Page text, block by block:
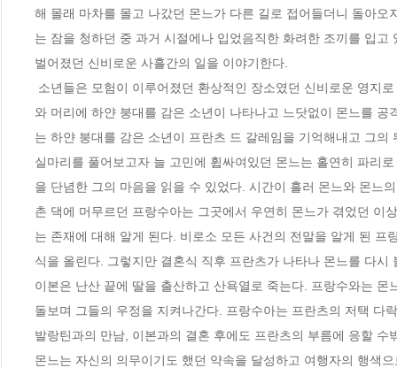
해 몰래 마차를 몰고 나갔던 몬느가 다른 길로 접어들더니 돌아
는 잠을 청하던 중 과거 시절에나 입었음직한 화려한 조끼를 입
벌어졌던 신비로운 사흘간의 일을 이야기한다.
와 머리에 하얀 붕대를 감은 소년이 나타나고 느닷없이 몬느를
는 하얀 붕대를 감은 소년이 프란츠 드 갈레임을 기억해내고 그
실마리를 풀어보고자 늘 고민에 휩싸여있던 몬느는 홀연히 파리
을 단념한 그의 마음을 읽을 수 있었다. 시간이 흘러 몬느와 몬느
촌 댁에 머무르던 프랑수아는 그곳에서 우연히 몬느가 겪었던 이
는 존재에 대해 알게 된다. 비로소 모든 사건의 전말을 알게 된
식을 올린다. 그렇지만 결혼식 직후 프란츠가 나타나 몬느를 다
이본은 난산 끝에 딸을 출산하고 산욕열로 죽는다. 프랑수와는
돌보며 그들의 우정을 지켜나간다. 프랑수아는 프란츠의 저택 다
발랑틴과의 만남, 이본과의 결혼 후에도 프란츠의 부름에 응할
몬느는 자신의 의무이기도 했던 약속을 달성하고 여행자의 행색